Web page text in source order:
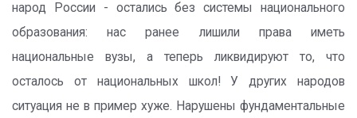
народ России - остались без системы национального
образования: нас ранее лишили права иметь
национальные вузы, а теперь ликвидируют то, что
осталось от национальных школ! У других народов
ситуация не в пример хуже. Нарушены фундаментальные